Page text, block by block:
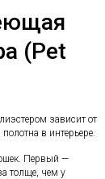
(Pet
зависит от
в интерьере.
Первый —
толще, чем у